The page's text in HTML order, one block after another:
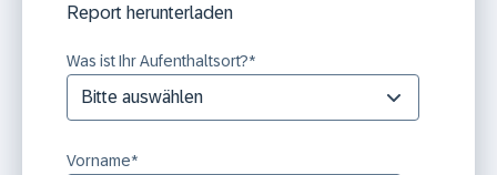
Report herunterladen
Was ist Ihr Aufenthaltsort?*
Vorname*